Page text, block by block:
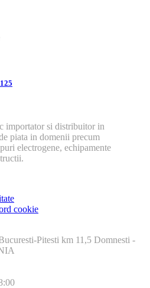
importator si distribuitor in
piata in domenii precum
electrogene, echipamente
cookie
Pitesti km 11,5 Domnesti -